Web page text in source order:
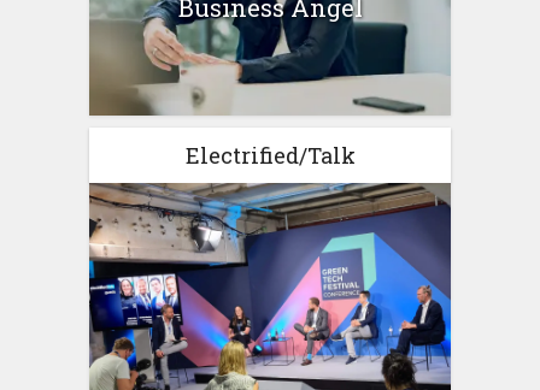
Business Angel
Electrified/Talk